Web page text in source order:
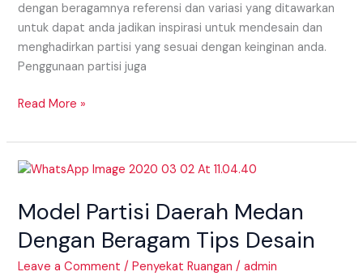
dengan beragamnya referensi dan variasi yang ditawarkan
untuk dapat anda jadikan inspirasi untuk mendesain dan
menghadirkan partisi yang sesuai dengan keinginan anda.
Penggunaan partisi juga
Read More »
Model Partisi Daerah Medan
Dengan Beragam Tips Desain
Leave a Comment /Penyekat Ruangan /admin
Model
Daerah
Dengan
Beragam